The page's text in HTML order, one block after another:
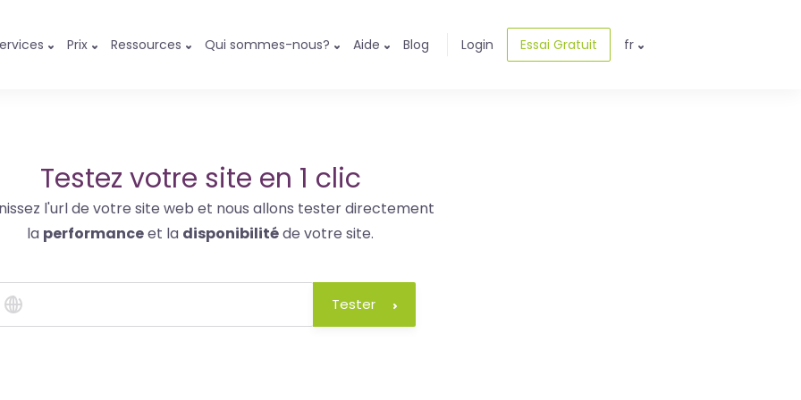
Prix Ressources Qui sommes-nous? Aide Blog Login Essai Gratuit fr
Testez votre site en 1 clic
l'url de votre site web et nous allons tester directement
la performanceet la disponibilitéde votre site.
Tester